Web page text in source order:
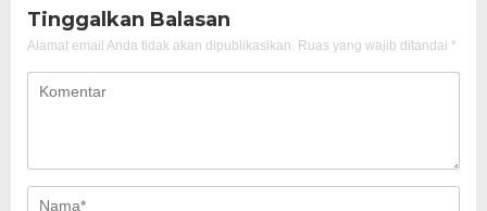
Tinggalkan Balasan
Alamat email Anda tidak akan dipublikasikan. Ruas yang wajib ditandai *